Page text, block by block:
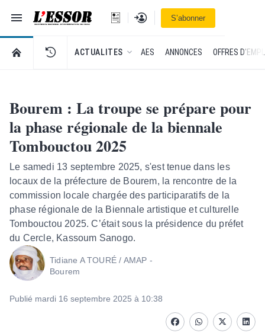
Navigation
L'Essor - retour à la une
Se connecterS’abonner
RETOUR À LA PAGE D’ACCUEIL DE L'ESSOR
ACTUALITES AES ANNONCES OFFRES
Bourem : La troupe se prépare pour
la phase régionale de la biennale
Tombouctou 2025
Le samedi 13 septembre 2025, s'est tenue dans les
locaux de la préfecture de Bourem, la rencontre de la
commission locale chargée des participaratifs de la
phase régionale de la Biennale artistique et culturelle
Tombouctou 2025. C’était sous la présidence du préfet
du Cercle, Kassoum Sanogo.
Tidiane A TOURÉ / AMAP -
Bourem
Publié mardi 16 septembre 2025 à 10:38
FacebookwhatsappTwitter